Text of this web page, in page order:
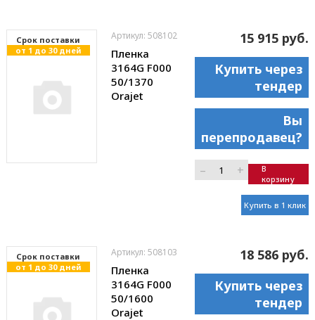
Cрок поставки
от 1 до 30 дней
Артикул: 508102
Пленка
3164G F000
50/1370
Orajet
15 915 руб.
Купить через
тендер
Вы
перепродавец?
– +
В
корзину
Купить в 1 клик
Cрок поставки
от 1 до 30 дней
Артикул: 508103
Пленка
3164G F000
50/1600
Orajet
18 586 руб.
Купить через
тендер